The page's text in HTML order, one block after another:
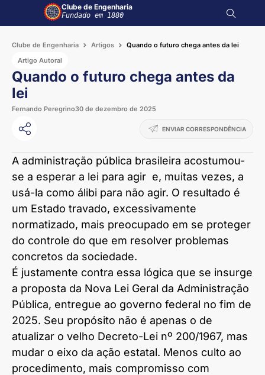
Clube de Engenharia
Fundado em 1880
Clube de Engenharia Artigos
Quando o futuro chega antes da lei
Artigo Autoral
Quando o futuro chega antes da
lei
Fernando Peregrino30 de dezembro de 2025
ENVIAR CORRESPONDÊNCIA
A administração pública brasileira acostumou-
se a esperar a lei para agir e, muitas vezes, a
usá-la como álibi para não agir. O resultado é
um Estado travado, excessivamente
normatizado, mais preocupado em se proteger
do controle do que em resolver problemas
concretos da sociedade.
É justamente contra essa lógica que se insurge
a proposta da Nova Lei Geral da Administração
Pública, entregue ao governo federal no fim de
2025. Seu propósito não é apenas o de
atualizar o velho Decreto-Lei nº 200/1967, mas
mudar o eixo da ação estatal. Menos culto ao
procedimento, mais compromisso com